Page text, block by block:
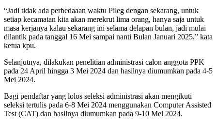
“Jadi tidak ada perbedaaan waktu Pileg dengan sekarang, untuk
setiap kecamatan kita akan merekrut lima orang, hanya saja untuk
masa kerjanya kalau sekarang ini selama delapan bulan, jadi mulai
dilantik pada tanggal 16 Mei sampai nanti Bulan Januari 2025,” kata
ketua kpu.
Selanjutnya, dilakukan penelitian administrasi calon anggota PPK
pada 24 April hingga 3 Mei 2024 dan hasilnya diumumkan pada 4-5
Mei 2024.
Bagi pendaftar yang lolos seleksi administrasi akan mengikuti
seleksi tertulis pada 6-8 Mei 2024 menggunakan Computer Assisted
Test (CAT) dan hasilnya diumumkan pada 9-10 Mei 2024.